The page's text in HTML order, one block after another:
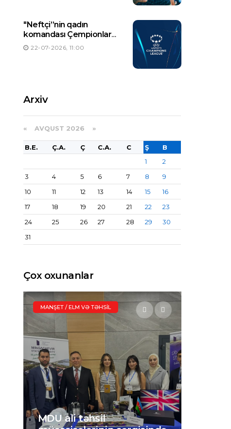
"Neftçi”nin qadın
komandası Çempionlar
Liqasında 2026/2027-ci
22-07-2026, 11:00
Arxiv
« AVQUST 2026 »
B.E. Ç.A. Ç C.A. C Ş
B
1
2
3
4 5 6 7 8
9
10
11 12 13 14 15
16
17
18 19 20 21 22
23
24
25 26 27 28 29
30
31
Çox oxunanlar
GÜNDƏM
Sabah ölkə ərazisində